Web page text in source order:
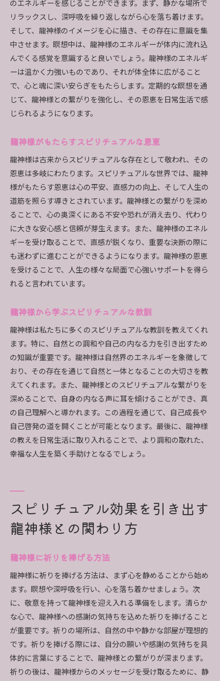
のエネルギーを感じることができます。まず、静かな場所で
リラックスし、深呼吸を繰り返しながら心を落ち着けます。
そして、龍神様のイメージを心に描き、その存在に意識を集
中させます。瞑想中は、龍神様のエネルギーが体内に流れ込
んでくる感覚を意識すると良いでしょう。龍神様のエネルギ
ーは温かく力強いものであり、それが体全体に広がること
で、心と魂に深い安らぎをもたらします。定期的な瞑想を通
じて、龍神様との繋がりを強化し、その恩恵を日常生活で感
じられるようになります。
龍神様がもたらすスピリチュアルな恩恵
龍神様は古来からスピリチュアルな存在として敬われ、その
恩恵は多岐にわたります。スピリチュアルな世界では、龍神
様がもたらす恩恵は心の平安、直感力の向上、そして人生の
道筋を照らす導きとされています。龍神様との繋がりを深め
ることで、心の奥深くにある不安や恐れが消え去り、代わり
に大きな安心感と信頼が芽生えます。また、龍神様のエネル
ギーを受け取ることで、直感が鋭くなり、重要な決断の際に
も迷わずに進むことができるようになります。龍神様の恩恵
を受けることで、人生の様々な局面で心強いサポートを得ら
れると言われています。
龍神様から学ぶスピリチュアルな教訓
龍神様は私たちに多くのスピリチュアルな教訓を教えてくれ
ます。特に、自然との調和や自己の内なる力を引き出すため
の知識が重要です。龍神様は自然界のエネルギーを象徴して
おり、その存在を通じて自然と一体となることの大切さを教
えてくれます。また、龍神様とのスピリチュアルな繋がりを
深めることで、自身の内なる声に耳を傾けることができ、真
の自己理解へと導かれます。この過程を通じて、自己成長や
自己啓発の道を開くことが可能となります。最後に、龍神様
の教えを日常生活に取り入れることで、より調和の取れた、
幸福な人生を築く手助けとなるでしょう。
スピリチュアル効果を引き出す
龍神様との関わり方
龍神様に祈りを捧げる方法
龍神様に祈りを捧げる方法は、まず心を静めることから始め
ます。瞑想や深呼吸を行い、心を落ち着かせましょう。次
に、敬意を持って龍神様を迎え入れる準備をします。清らか
な心で、龍神様への感謝の気持ちを込めた祈りを捧げること
が重要です。祈りの場所は、自然の中や静かな部屋が理想的
です。祈りを捧げる際には、自分の願いや感謝の気持ちを具
体的に言葉にすることで、龍神様との繋がりが深まります。
祈りの後は、龍神様からのメッセージを受け取るために、静